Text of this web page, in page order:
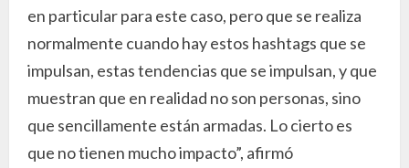
en particular para este caso, pero que se realiza
normalmente cuando hay estos hashtags que se
impulsan, estas tendencias que se impulsan, y que
muestran que en realidad no son personas, sino
que sencillamente están armadas. Lo cierto es
que no tienen mucho impacto”, afirmó